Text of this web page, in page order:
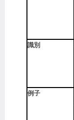
識別
例子